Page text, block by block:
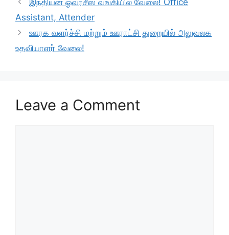
Assistant, Attender
ஊரக வளர்ச்சி மற்றும் ஊராட்சி துறையில் அலுவலக
உதவியாளர் வேலை!
Leave a Comment